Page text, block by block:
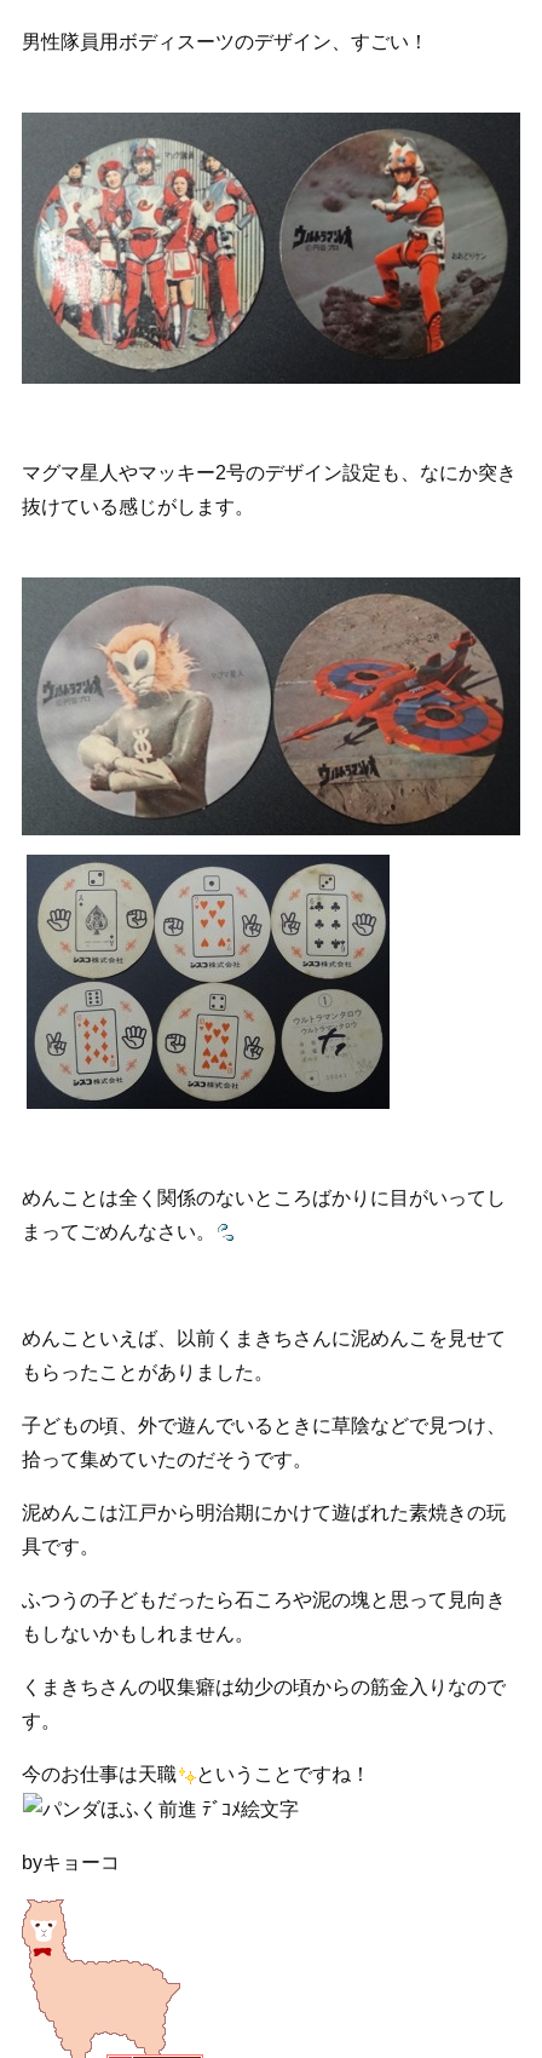
男性隊員用ボディスーツのデザイン、すごい！
マグマ星人やマッキー2号のデザイン設定も、なにか突き
抜けている感じがします。
めんことは全く関係のないところばかりに目がいってし
まってごめんなさい。
めんこといえば、以前くまきちさんに泥めんこを見せて
もらったことがありました。
子どもの頃、外で遊んでいるときに草陰などで見つけ、
拾って集めていたのだそうです。
泥めんこは江戸から明治期にかけて遊ばれた素焼きの玩
具です。
ふつうの子どもだったら石ころや泥の塊と思って見向き
もしないかもしれません。
くまきちさんの収集癖は幼少の頃からの筋金入りなので
す。
今のお仕事は天職 ということですね！
byキョーコ